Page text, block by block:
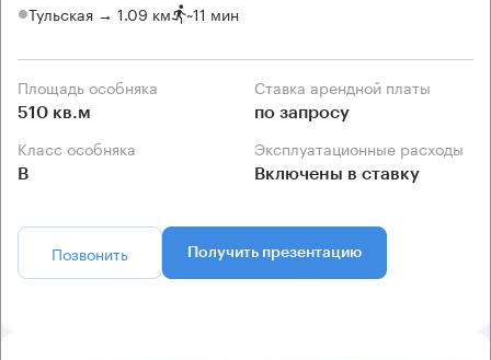
Тульская → 1.09 км ~11 мин
Площадь особняка
510 кв.м
Ставка арендной платы
по запросу
Класс особняка
B
Эксплуатационные расходы
Включены в ставку
Позвонить Получить презентацию